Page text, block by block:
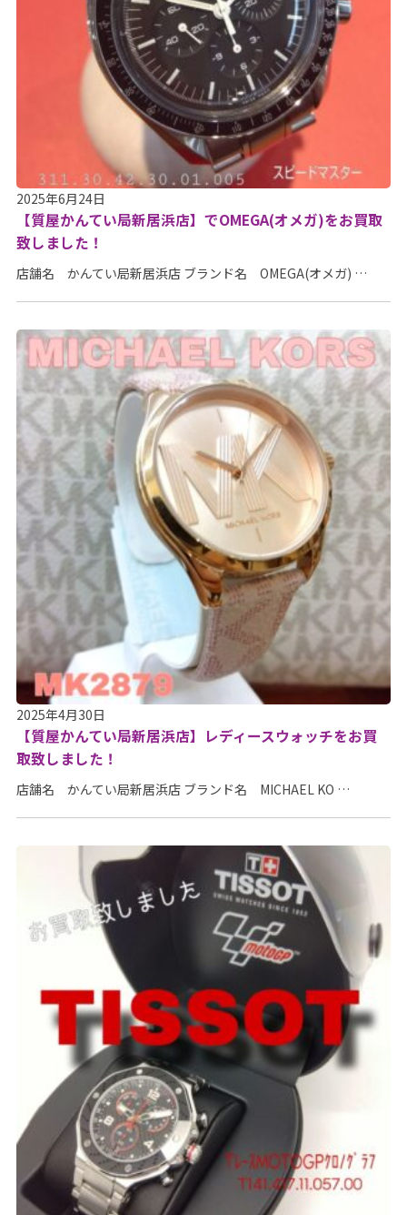
2025年6月24日
【質屋かんてい局新居浜店】でOMEGA(オメガ)をお買取
致しました！
店舗名 かんてい局新居浜店 ブランド名 OMEGA(オメガ) …
2025年4月30日
【質屋かんてい局新居浜店】レディースウォッチをお買
取致しました！
店舗名 かんてい局新居浜店 ブランド名 MICHAEL KO …